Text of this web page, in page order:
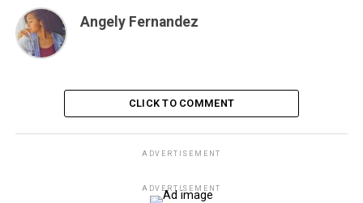
Angely Fernandez
CLICK TO COMMENT
ADVERTISEMENT
ADVERTISEMENT